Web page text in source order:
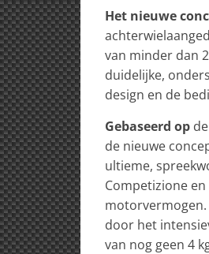
Het nieuwe
van minder dan
duidelijke,
design en de
Gebaseerd op
de nieuwe
ultieme,
Competizione
motorvermogen.
door het
van nog geen 4